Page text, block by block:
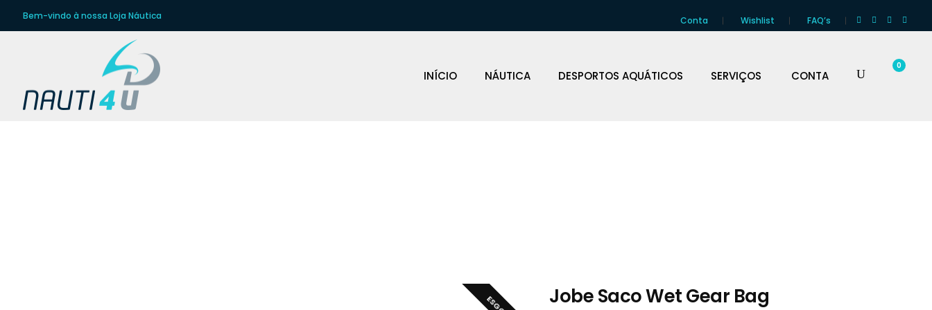
Bem-vindo à nossa Loja Náutica Conta Wishlist FAQ’s
INÍCIO NÁUTICA DESPORTOS AQUÁTICOS SERVIÇOS CONTA
0
Jobe Saco Wet Gear Bag